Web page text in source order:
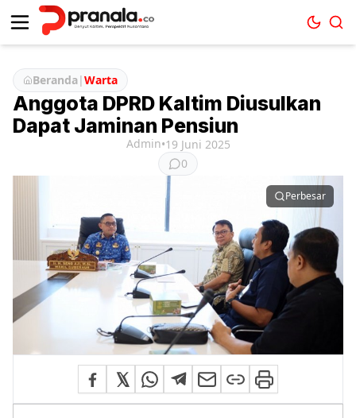
Beranda|Warta
Anggota DPRD Kaltim Diusulkan
Dapat Jaminan Pensiun
Admin•19 Juni 2025
0
Perbesar